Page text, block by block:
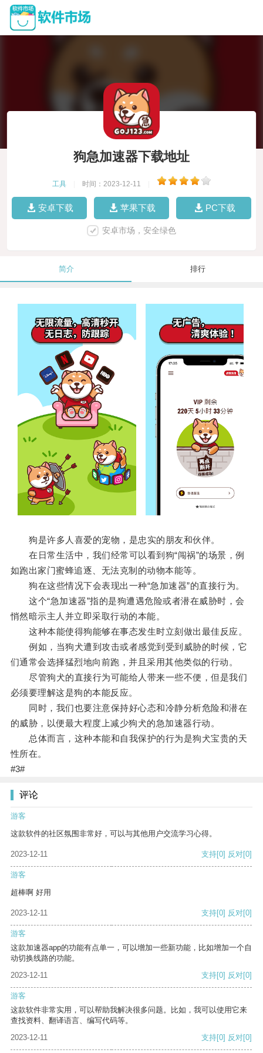
狗急加速器下载地址
工具 时间：2023-12-11
安卓下载 苹果下载 PC下载
安卓市场，安全绿色
简介 排行
狗是许多人喜爱的宠物，是忠实的朋友和伙伴。
在日常生活中，我们经常可以看到狗“闯祸”的场景，例
如跑出家门蜜蜂追逐、无法克制的动物本能等。
狗在这些情况下会表现出一种“急加速器”的直接行为。
这个“急加速器”指的是狗遭遇危险或者潜在威胁时，会
悄然暗示主人并立即采取行动的本能。
这种本能使得狗能够在事态发生时立刻做出最佳反应。
例如，当狗犬遭到攻击或者感觉到受到威胁的时候，它
们通常会选择猛烈地向前跑，并且采用其他类似的行动。
尽管狗犬的直接行为可能给人带来一些不便，但是我们
必须要理解这是狗的本能反应。
同时，我们也要注意保持好心态和冷静分析危险和潜在
的威胁，以便最大程度上减少狗犬的急加速器行动。
总体而言，这种本能和自我保护的行为是狗犬宝贵的天
性所在。
#3#
评论
游客
这款软件的社区氛围非常好，可以与其他用户交流学习心得。
2023-12-11 支持[0] 反对[0]
游客
超棒啊 好用
2023-12-11 支持[0] 反对[0]
游客
这款加速器app的功能有点单一，可以增加一些新功能，比如增加一个自
动切换线路的功能。
2023-12-11
支持[0] 反对[0]
游客
这款软件非常实用，可以帮助我解决很多问题。比如，我可以使用它来
查找资料、翻译语言、编写代码等。
2023-12-11
支持[0] 反对[0]